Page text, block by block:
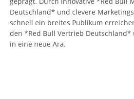
Deutschland* und clevere
schnell ein breites Publikum
den *Red Bull Vertrieb
in eine neue Ära.